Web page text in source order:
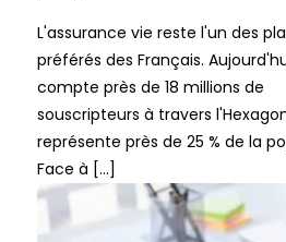
L'assurance vie reste l'un des
préférés des Français.
compte près de 18 millions de
souscripteurs à travers
représente près de 25 % de la
Face à […]